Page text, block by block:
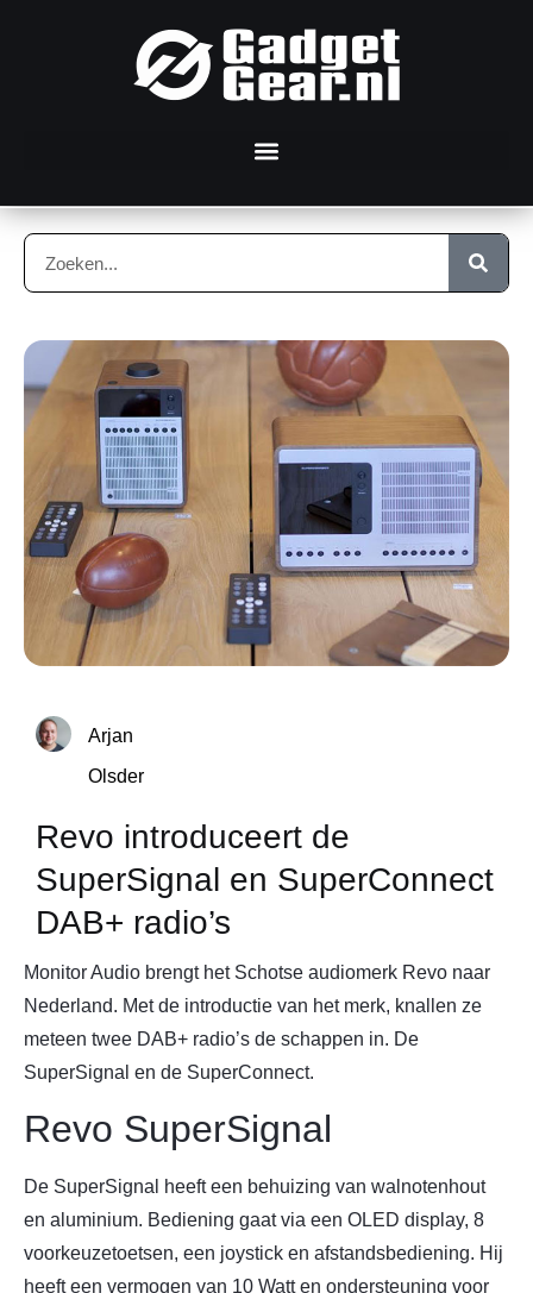
Arjan
Olsder
Revo introduceert de
SuperSignal en SuperConnect
DAB+ radio’s
Monitor Audio brengt het Schotse audiomerk Revo naar
Nederland. Met de introductie van het merk, knallen ze
meteen twee DAB+ radio’s de schappen in. De
SuperSignal en de SuperConnect.
Revo SuperSignal
De SuperSignal heeft een behuizing van walnotenhout
en aluminium. Bediening gaat via een OLED display, 8
voorkeuzetoetsen, een joystick en afstandsbediening. Hij
heeft een vermogen van 10 Watt en ondersteuning voor